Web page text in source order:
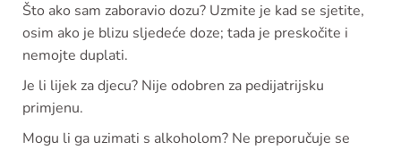
Što ako sam zaboravio dozu? Uzmite je kad se sjetite,
osim ako je blizu sljedeće doze; tada je preskočite i
nemojte duplati.
Je li lijek za djecu? Nije odobren za pedijatrijsku
primjenu.
Mogu li ga uzimati s alkoholom? Ne preporučuje se